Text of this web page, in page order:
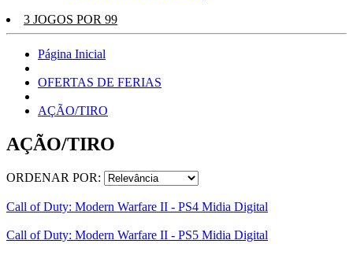
3 JOGOS POR 99
Página Inicial
OFERTAS DE FERIAS
AÇÃO/TIRO
AÇÃO/TIRO
ORDENAR POR:
Call of Duty: Modern Warfare II - PS4 Midia Digital
Call of Duty: Modern Warfare II - PS5 Midia Digital